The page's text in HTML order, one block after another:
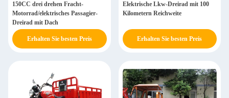
150CC drei drehen Fracht-
Motorrad/elektrisches Passagier-
Dreirad mit Dach
Erhalten Sie besten Preis
Elektrische Lkw-Dreirad mit 100
Kilometern Reichweite
Erhalten Sie besten Preis